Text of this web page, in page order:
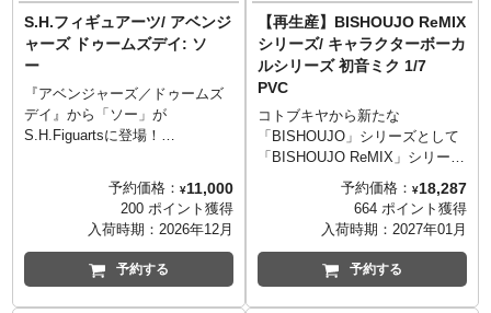
クに変形が可能で、右腕のメガ
トロンの融合カノン砲もビーク
ルモードで装着可能。
※国内：タカラトミーモール含
む「T-SPARK ZONE」流通限定
商品
ポーションを損なうことなく細
部まで再現。80年代当時に発売
されたフィギュアに付いてき
た、「シークレット・シール
ド」が付属するのも嬉しいポイ
ント！シークレット・シールド
には角度によって画像が変わる
レンチキュラーカードが入って
ジュしたパッケージにもご注目
S.H.フィギュアーツ/ アベンジ
ャーズ ドゥームズデイ: ソ
ー
『アベンジャーズ／ドゥームズ
デイ』から「ソー」が
S.H.Figuartsに登場！
ムズデイ』から神の国アスガル
ドの王の息子「ソー」を最新の
衣装で立体化。 彩色でヒビを表
現したムジョルニアが付属。ス
トームブレイカーと組み合わせ
ることで、様々なシーンを再現
予約価格： ¥11,000
200 ポイント獲得
入荷時期： 2026年12月
予約する
【再生産】BISHOUJO ReMIX
シリーズ/ キャラクターボーカ
ルシリーズ 初音ミク 1/7
PVC
コトブキヤから新たな
「BISHOUJO」シリーズとして
「BISHOUJO ReMIX」シリーズ
がスタート！記念すべきシリー
ズ第1弾は、山下しゅんや氏によ
る書下ろしイラストをもとに、
ステージ上でギターを鳴らすク
ールな初音ミクがラインナップ
しました。トレードマークのツ
インテールは、初音ミクのメイ
予約価格： ¥18,287
664 ポイント獲得
入荷時期： 2027年01月
予約する